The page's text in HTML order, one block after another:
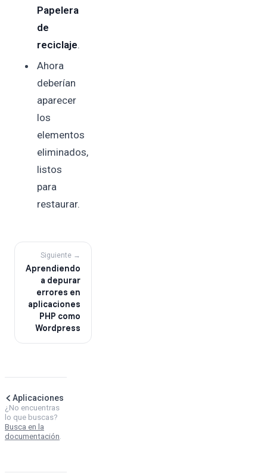
Papelera
de
reciclaje.
Ahora
deberían
aparecer
los
elementos
eliminados,
listos
para
restaurar.
Siguiente →
Aprendiendo
a depurar
errores en
aplicaciones
PHP como
Wordpress
Aplicaciones
¿No encuentras
lo que buscas?
Busca en la
documentación